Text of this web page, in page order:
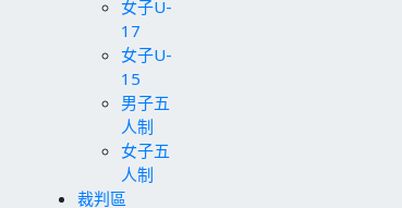
女子U-
17
女子U-
15
男子五
人制
女子五
人制
裁判區